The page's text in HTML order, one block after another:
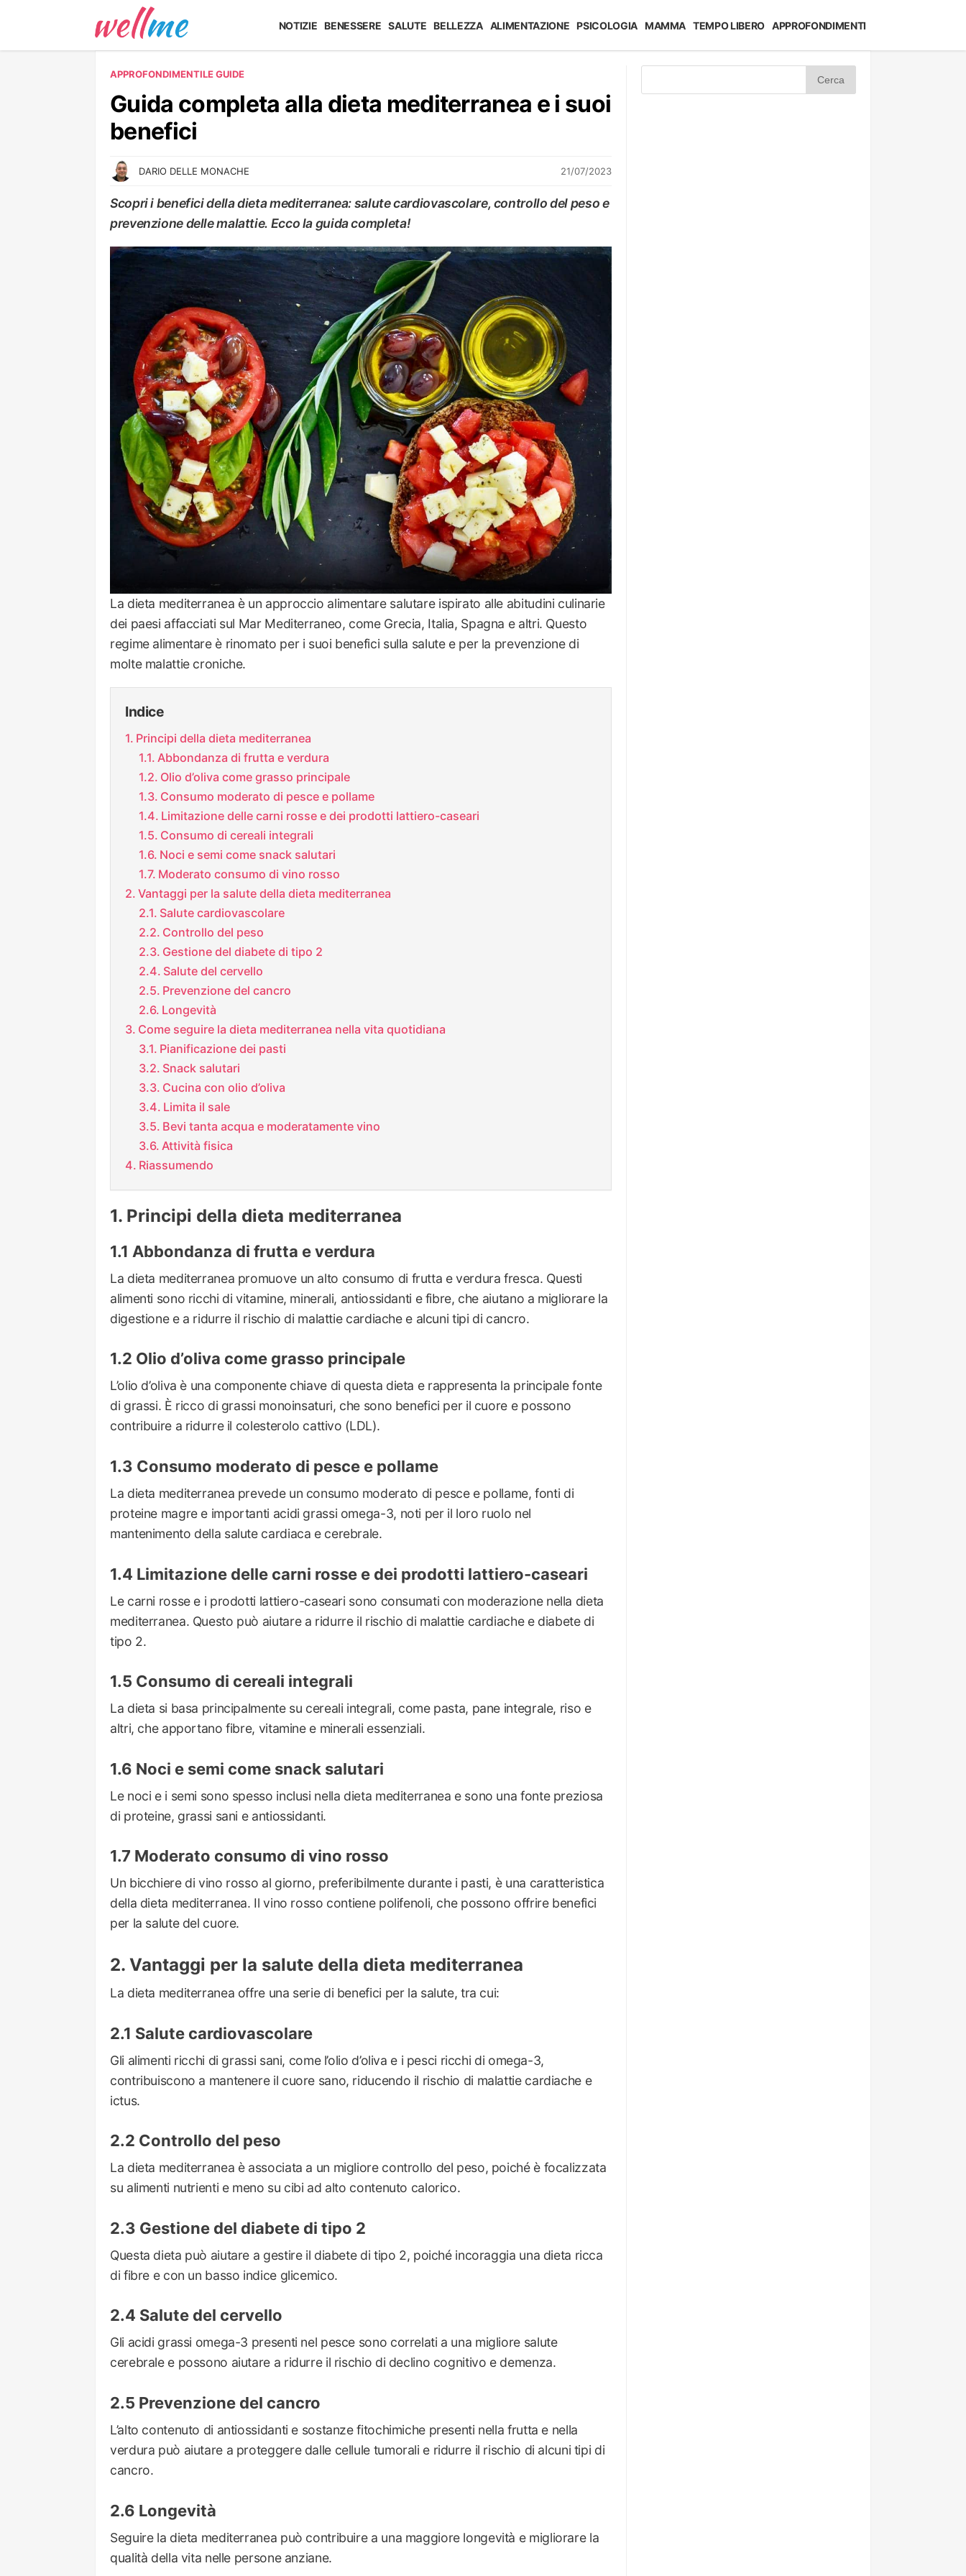
NOTIZIE BENESSERE SALUTE BELLEZZA ALIMENTAZIONE PSICOLOGIA MAMMA TEMPO LIBERO APPROFONDIMENTI
APPROFONDIMENTILE GUIDE
Guida completa alla dieta mediterranea e i suoi
benefici
DARIO DELLE MONACHE 21/07/2023
Scopri i benefici della dieta mediterranea: salute cardiovascolare, controllo del peso e
prevenzione delle malattie. Ecco la guida completa!
LE GUIDE
La dieta mediterranea è un approccio alimentare salutare ispirato alle abitudini culinarie
dei paesi affacciati sul Mar Mediterraneo, come Grecia, Italia, Spagna e altri. Questo
regime alimentare è rinomato per i suoi benefici sulla salute e per la prevenzione di
molte malattie croniche.
Indice
Principi della dieta mediterranea
Abbondanza di frutta e verdura
Olio d’oliva come grasso principale
Consumo moderato di pesce e pollame
Limitazione delle carni rosse e dei prodotti lattiero-caseari
Consumo di cereali integrali
Noci e semi come snack salutari
Moderato consumo di vino rosso
Vantaggi per la salute della dieta mediterranea
Salute cardiovascolare
Controllo del peso
Gestione del diabete di tipo 2
Salute del cervello
Prevenzione del cancro
Longevità
Come seguire la dieta mediterranea nella vita quotidiana
Pianificazione dei pasti
Snack salutari
Cucina con olio d’oliva
Limita il sale
Bevi tanta acqua e moderatamente vino
Attività fisica
Riassumendo
Principi della dieta mediterranea
Abbondanza di frutta e verdura
La dieta mediterranea promuove un alto consumo di frutta e verdura fresca. Questi
alimenti sono ricchi di vitamine, minerali, antiossidanti e fibre, che aiutano a migliorare la
digestione e a ridurre il rischio di malattie cardiache e alcuni tipi di cancro.
Olio d’oliva come grasso principale
L’olio d’oliva è una componente chiave di questa dieta e rappresenta la principale fonte
di grassi. È ricco di grassi monoinsaturi, che sono benefici per il cuore e possono
contribuire a ridurre il colesterolo cattivo (LDL).
Consumo moderato di pesce e pollame
La dieta mediterranea prevede un consumo moderato di pesce e pollame, fonti di
proteine magre e importanti acidi grassi omega-3, noti per il loro ruolo nel
mantenimento della salute cardiaca e cerebrale.
Limitazione delle carni rosse e dei prodotti lattiero-caseari
Le carni rosse e i prodotti lattiero-caseari sono consumati con moderazione nella dieta
mediterranea. Questo può aiutare a ridurre il rischio di malattie cardiache e diabete di
tipo 2.
Consumo di cereali integrali
La dieta si basa principalmente su cereali integrali, come pasta, pane integrale, riso e
altri, che apportano fibre, vitamine e minerali essenziali.
Noci e semi come snack salutari
Le noci e i semi sono spesso inclusi nella dieta mediterranea e sono una fonte preziosa
di proteine, grassi sani e antiossidanti.
Moderato consumo di vino rosso
Un bicchiere di vino rosso al giorno, preferibilmente durante i pasti, è una caratteristica
della dieta mediterranea. Il vino rosso contiene polifenoli, che possono offrire benefici
per la salute del cuore.
Vantaggi per la salute della dieta mediterranea
La dieta mediterranea offre una serie di benefici per la salute, tra cui:
Salute cardiovascolare
Gli alimenti ricchi di grassi sani, come l’olio d’oliva e i pesci ricchi di omega-3,
contribuiscono a mantenere il cuore sano, riducendo il rischio di malattie cardiache e
ictus.
Controllo del peso
La dieta mediterranea è associata a un migliore controllo del peso, poiché è focalizzata
su alimenti nutrienti e meno su cibi ad alto contenuto calorico.
Gestione del diabete di tipo 2
Questa dieta può aiutare a gestire il diabete di tipo 2, poiché incoraggia una dieta ricca
di fibre e con un basso indice glicemico.
Salute del cervello
Gli acidi grassi omega-3 presenti nel pesce sono correlati a una migliore salute
cerebrale e possono aiutare a ridurre il rischio di declino cognitivo e demenza.
Prevenzione del cancro
L’alto contenuto di antiossidanti e sostanze fitochimiche presenti nella frutta e nella
verdura può aiutare a proteggere dalle cellule tumorali e ridurre il rischio di alcuni tipi di
cancro.
Longevità
Seguire la dieta mediterranea può contribuire a una maggiore longevità e migliorare la
qualità della vita nelle persone anziane.